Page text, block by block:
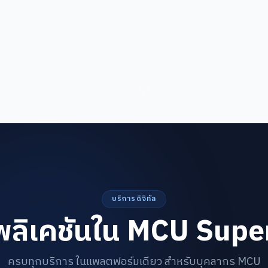
บริการดิจิทัล
เคชันใน MCU
ครบทุกบริการ ในแพลตฟอร์มเดียว สำหรับบุคลากร MCU